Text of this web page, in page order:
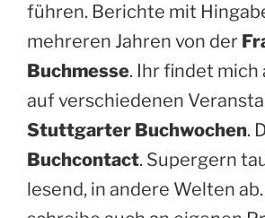
führen. Berichte mit
mehreren Jahren von der
Buchmesse. Ihr findet mich
auf verschiedenen
Stuttgarter Buchwochen.
Buchcontact. Supergern
lesend, in andere Welten